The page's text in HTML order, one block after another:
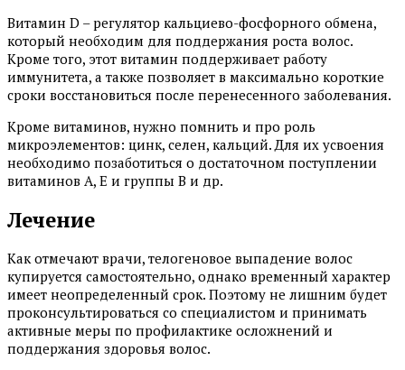
Витамин D – регулятор кальциево-фосфорного обмена,
который необходим для поддержания роста волос.
Кроме того, этот витамин поддерживает работу
иммунитета, а также позволяет в максимально короткие
сроки восстановиться после перенесенного заболевания.
Кроме витаминов, нужно помнить и про роль
микроэлементов: цинк, селен, кальций. Для их усвоения
необходимо позаботиться о достаточном поступлении
витаминов А, Е и группы В и др.
Лечение
Как отмечают врачи, телогеновое выпадение волос
купируется самостоятельно, однако временный характер
имеет неопределенный срок. Поэтому не лишним будет
проконсультироваться со специалистом и принимать
активные меры по профилактике осложнений и
поддержания здоровья волос.